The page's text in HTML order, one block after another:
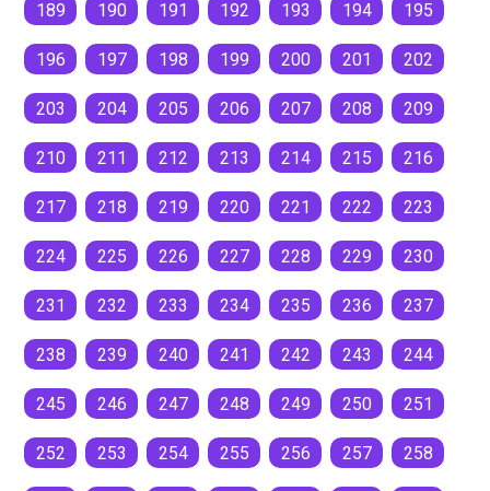
189 190 191 192 193 194 195
196 197 198 199 200 201 202
203 204 205 206 207 208 209
210 211 212 213 214 215 216
217 218 219 220 221 222 223
224 225 226 227 228 229 230
231 232 233 234 235 236 237
238 239 240 241 242 243 244
245 246 247 248 249 250 251
252 253 254 255 256 257 258